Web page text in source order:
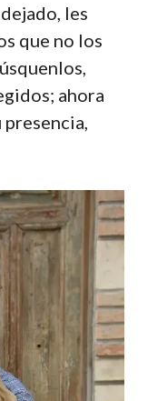
les
que no los
ahora